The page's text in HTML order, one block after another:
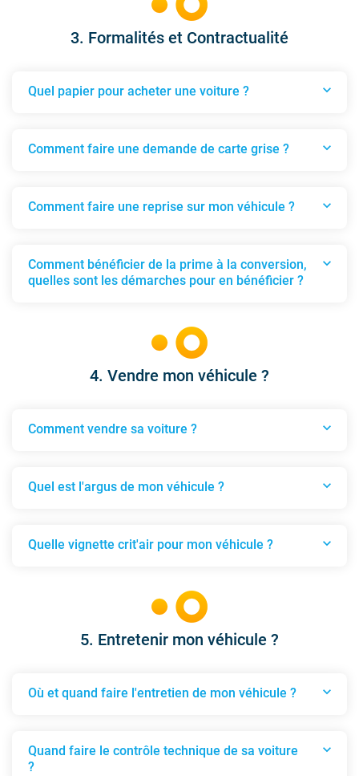
3. Formalités et Contractualité
Quel papier pour acheter une voiture ? expand_more
Comment faire une demande de carte grise ? expand_more
Comment faire une reprise sur mon véhicule ? expand_more
Comment bénéficier de la prime à la conversion,
quelles sont les démarches pour en bénéficier ?
expand_more
4. Vendre mon véhicule ?
Comment vendre sa voiture ? expand_more
Quel est l'argus de mon véhicule ? expand_more
Quelle vignette crit'air pour mon véhicule ? expand_more
5. Entretenir mon véhicule ?
Où et quand faire l'entretien de mon véhicule ? expand_more
Quand faire le contrôle technique de sa voiture
?
expand_more